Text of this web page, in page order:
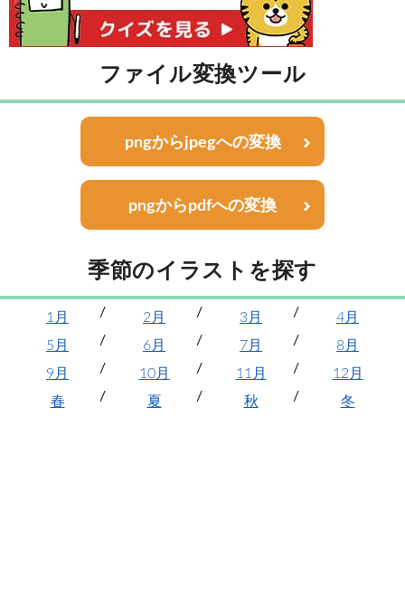
ファイル変換ツール
pngからjpegへの変換
pngからpdfへの変換
季節のイラストを探す
1月 2月 3月
4月
5月
6月 7月
8月
9月
10月 11月
12月
春
夏 秋 冬